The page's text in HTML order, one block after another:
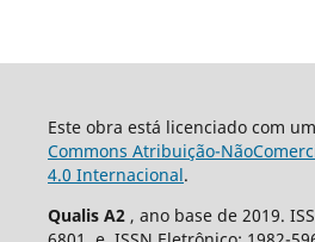
Este obra está licenciado com
Commons Atribuição-
4.0 Internacional.
Qualis A2 , ano base de 2019.